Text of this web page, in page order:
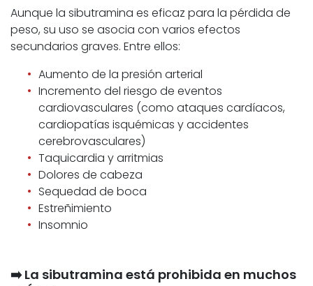
Aunque la sibutramina es eficaz para la pérdida de
peso, su uso se asocia con varios efectos
secundarios graves. Entre ellos:
Aumento de la presión arterial
Incremento del riesgo de eventos
cardiovasculares (como ataques cardíacos,
cardiopatías isquémicas y accidentes
cerebrovasculares)
Taquicardia y arritmias
Dolores de cabeza
Sequedad de boca
Estreñimiento
Insomnio
➡️ La sibutramina está prohibida en muchos